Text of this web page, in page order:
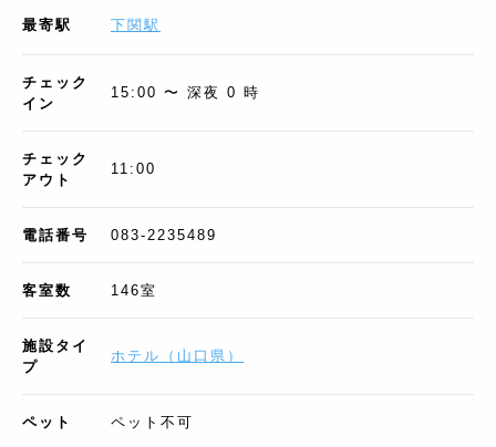
最寄駅 下関駅
チェック
イン
15:00 〜 深夜 0 時
チェック
アウト
11:00
電話番号 083-2235489
客室数 146室
施設タイ
プ
ホテル （ 山口県 ）
ペット ペット不可